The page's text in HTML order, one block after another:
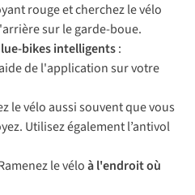
rouge et cherchez le vélo
sur le garde-boue.
bikes intelligents:
de l'application sur votre
le vélo aussi souvent que vous
Utilisez également l’antivol
le véloà l'endroit où